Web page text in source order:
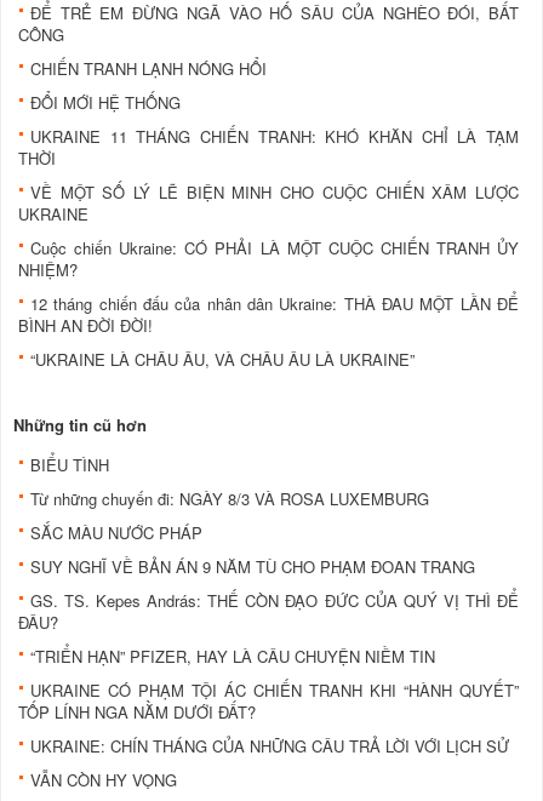
ĐỂ TRẺ EM ĐỪNG NGÃ VÀO HỐ SÂU CỦA NGHÈO ĐÓI, BẤT
CÔNG
CHIẾN TRANH LẠNH NÓNG HỔI
ĐỔI MỚI HỆ THỐNG
UKRAINE 11 THÁNG CHIẾN TRANH: KHÓ KHĂN CHỈ LÀ TẠM
THỜI
VỀ MỘT SỐ LÝ LẼ BIỆN MINH CHO CUỘC CHIẾN XÂM LƯỢC
UKRAINE
Cuộc chiến Ukraine: CÓ PHẢI LÀ MỘT CUỘC CHIẾN TRANH ỦY
NHIỆM?
12 tháng chiến đấu của nhân dân Ukraine: THÀ ĐAU MỘT LẦN ĐỂ
BÌNH AN ĐỜI ĐỜI!
“UKRAINE LÀ CHÂU ÂU, VÀ CHÂU ÂU LÀ UKRAINE”
Những tin cũ hơn
BIỂU TÌNH
Từ những chuyến đi: NGÀY 8/3 VÀ ROSA LUXEMBURG
SẮC MÀU NƯỚC PHÁP
SUY NGHĨ VỀ BẢN ÁN 9 NĂM TÙ CHO PHẠM ĐOAN TRANG
GS. TS. Kepes András: THẾ CÒN ĐẠO ĐỨC CỦA QUÝ VỊ THÌ ĐỂ
ĐÂU?
“TRIỂN HẠN” PFIZER, HAY LÀ CÂU CHUYỆN NIỀM TIN
UKRAINE CÓ PHẠM TỘI ÁC CHIẾN TRANH KHI “HÀNH QUYẾT”
TỐP LÍNH NGA NẰM DƯỚI ĐẤT?
UKRAINE: CHÍN THÁNG CỦA NHỮNG CÂU TRẢ LỜI VỚI LỊCH SỬ
VẪN CÒN HY VỌNG